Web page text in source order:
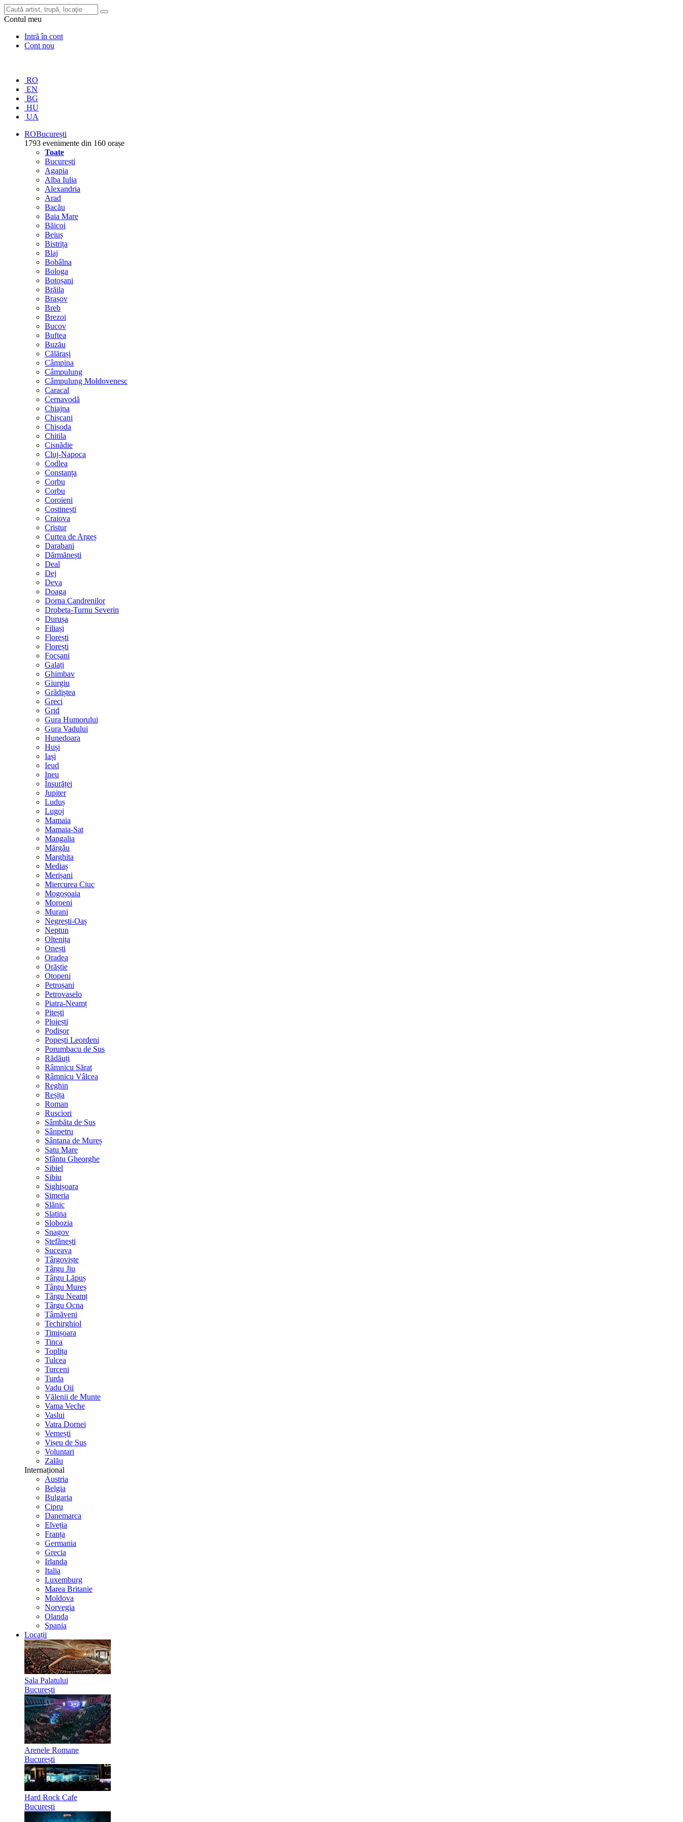
Contul meu
Intră în cont
Cont nou
RO
EN
BG
HU
UA
ROBucurești
1793 evenimente din 160 orașe
Toate
București
Agapia
Alba Iulia
Alexandria
Arad
Bacău
Baia Mare
Băicoi
Beiuș
Bistrița
Blaj
Bobâlna
Bologa
Botoșani
Brăila
Brașov
Breb
Brezoi
Bucov
Buftea
Buzău
Călărași
Câmpina
Câmpulung
Câmpulung Moldovenesc
Caracal
Cernavodă
Chiajna
Chișcani
Chișoda
Chitila
Cisnădie
Cluj-Napoca
Codlea
Constanța
Corbu
Corbu
Coroieni
Costinești
Craiova
Cristur
Curtea de Argeș
Darabani
Dărmănești
Deal
Dej
Deva
Doaga
Dorna Candrenilor
Drobeta-Turnu Severin
Durușa
Filiași
Florești
Florești
Focșani
Galați
Ghimbav
Giurgiu
Grădiștea
Greci
Grid
Gura Humorului
Gura Vadului
Hunedoara
Huși
Iași
Ieud
Ineu
Însurăței
Jupiter
Luduș
Lugoj
Mamaia
Mamaia-Sat
Mangalia
Mărgău
Marghita
Mediaș
Merișani
Miercurea Ciuc
Mogoșoaia
Moroeni
Murani
Negrești-Oaș
Neptun
Oltenița
Onești
Oradea
Orăștie
Otopeni
Petroșani
Petrovaselo
Piatra-Neamț
Pitești
Ploiești
Podișor
Popești Leordeni
Porumbacu de Sus
Rădăuți
Râmnicu Sărat
Râmnicu Vâlcea
Reghin
Reșița
Roman
Rusciori
Sâmbăta de Sus
Sânpetru
Sântana de Mureș
Satu Mare
Sfântu Gheorghe
Sibiel
Sibiu
Sighișoara
Simeria
Slănic
Slatina
Slobozia
Snagov
Ștefănești
Suceava
Târgoviște
Târgu Jiu
Târgu Lăpuș
Târgu Mureș
Târgu Neamț
Târgu Ocna
Târnăveni
Techirghiol
Timișoara
Tinca
Toplița
Tulcea
Turceni
Turda
Vadu Oii
Vălenii de Munte
Vama Veche
Vaslui
Vatra Dornei
Vernești
Vișeu de Sus
Voluntari
Zalău
Internațional
Austria
Belgia
Bulgaria
Cipru
Danemarca
Elveția
Franța
Germania
Grecia
Irlanda
Italia
Luxemburg
Marea Britanie
Moldova
Norvegia
Olanda
Spania
Locații
Sala Palatului
București
Arenele Romane
București
Hard Rock Cafe
București